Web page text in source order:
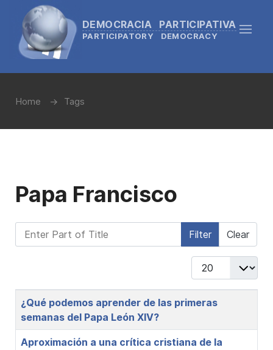
DEMOCRACIA PARTICIPATIVA
PARTICIPATORY DEMOCRACY
Home Tags
Papa Francisco
Enter Part of Title Filter Clear
Display #
Title
¿Qué podemos aprender de las primeras
semanas del Papa León XIV?
Aproximación a una crítica cristiana de la